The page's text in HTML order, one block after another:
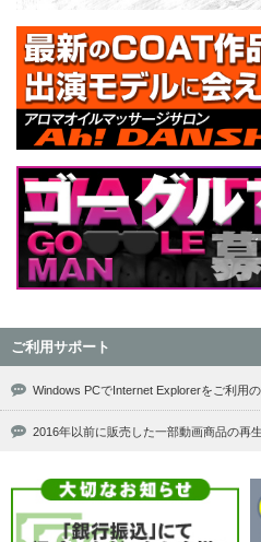
ご利用サポート
Windows PCでInternet Explorerをご利用
2016年以前に販売した一部動画商品の再